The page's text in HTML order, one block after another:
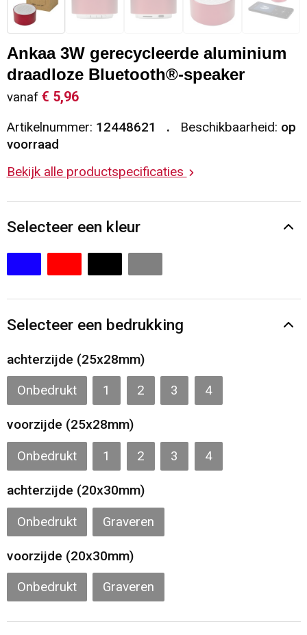
Sleutelhangers en Lanyards
Snoepgoed
Spellen voor binnen en buiten
Sport
Veiligheid, Auto en Fiets
Vrije tijd en Strand
Themapakketten
Vesten
Gilets
Blazers
Restauranttextiel
Reflecterende vesten
Hoofdbescherming
Reflecterende polo's
Handschoenen en Sjaals
Gehoorbescherming
Caps, Hoeden en Mutsen
Kledingaccessoires
Ankaa 3W gerecycleerde aluminium
draadloze Bluetooth®-speaker
vanaf € 5,96
Artikelnummer: 12448621 Beschikbaarheid: op
voorraad
Bekijk alle productspecificaties
Selecteer een kleur
Selecteer een bedrukking
achterzijde (25x28mm)
Onbedrukt 1 2 3 4
voorzijde (25x28mm)
Onbedrukt 1 2 3 4
achterzijde (20x30mm)
Onbedrukt Graveren
voorzijde (20x30mm)
Onbedrukt Graveren